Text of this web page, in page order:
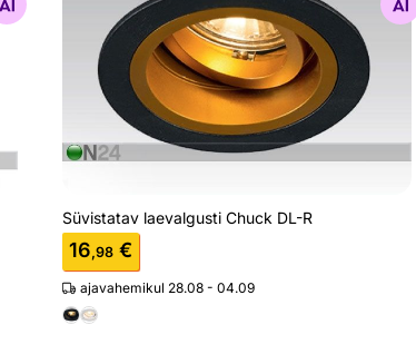
Otsi sarnaseid
Süvistatav laevalgusti Chuck DL-R
16,98 €
ajavahemikul 28.08 - 04.09